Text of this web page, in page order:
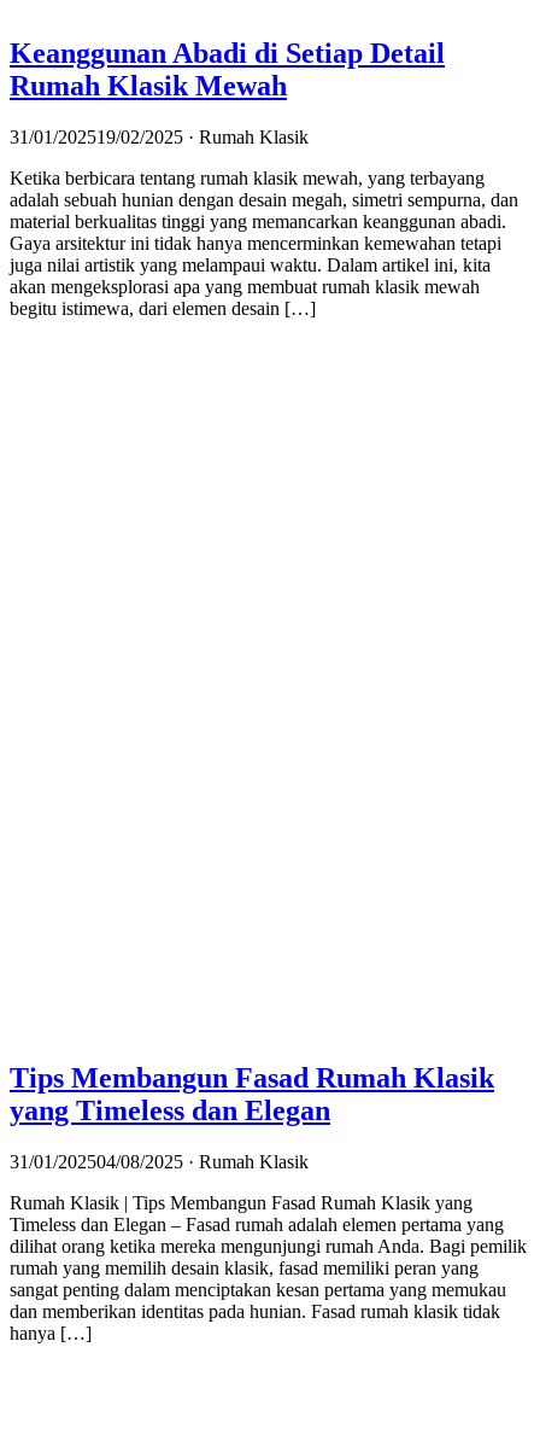
Keanggunan Abadi di Setiap Detail
Rumah Klasik Mewah
31/01/202519/02/2025 · Rumah Klasik
Ketika berbicara tentang rumah klasik mewah, yang terbayang
adalah sebuah hunian dengan desain megah, simetri sempurna, dan
material berkualitas tinggi yang memancarkan keanggunan abadi.
Gaya arsitektur ini tidak hanya mencerminkan kemewahan tetapi
juga nilai artistik yang melampaui waktu. Dalam artikel ini, kita
akan mengeksplorasi apa yang membuat rumah klasik mewah
begitu istimewa, dari elemen desain […]
Tips Membangun Fasad Rumah Klasik
yang Timeless dan Elegan
31/01/202504/08/2025 · Rumah Klasik
Rumah Klasik | Tips Membangun Fasad Rumah Klasik yang
Timeless dan Elegan – Fasad rumah adalah elemen pertama yang
dilihat orang ketika mereka mengunjungi rumah Anda. Bagi pemilik
rumah yang memilih desain klasik, fasad memiliki peran yang
sangat penting dalam menciptakan kesan pertama yang memukau
dan memberikan identitas pada hunian. Fasad rumah klasik tidak
hanya […]